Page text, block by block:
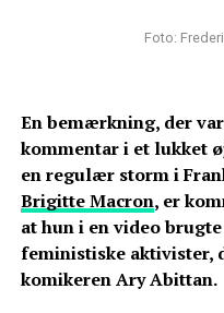
Foto:
En bemærkning, der
kommentar i et lukket
en regulær storm i
Brigitte Macron, er
at hun i en video
feministiske aktivister,
komikeren Ary Abittan.